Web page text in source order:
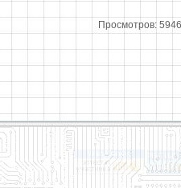
Просмотров: 5946